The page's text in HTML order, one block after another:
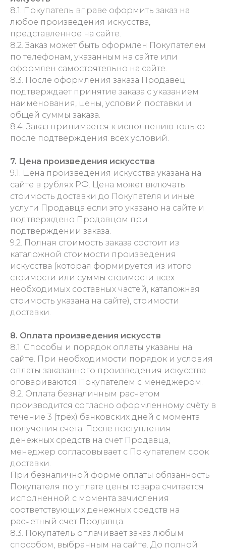
8.1. Покупатель вправе оформить заказ на
любое произведения искусства,
представленное на сайте.
8.2. Заказ может быть оформлен Покупателем
по телефонам, указанным на сайте или
оформлен самостоятельно на сайте.
8.3. После оформления заказа Продавец
подтверждает принятие заказа с указанием
наименования, цены, условий поставки и
общей суммы заказа.
8.4. Заказ принимается к исполнению только
после подтверждения всех условий.
7. Цена произведения искусства
9.1. Цена произведения искусства указана на
сайте в рублях РФ. Цена может включать
стоимость доставки до Покупателя и иные
услуги Продавца если это указано на сайте и
подтверждено Продавцом при
подтверждении заказа.
9.2. Полная стоимость заказа состоит из
каталожной стоимости произведения
искусства (которая формируется из итого
стоимости или суммы стоимости всех
необходимых составных частей, каталожная
стоимость указана на сайте), стоимости
доставки.
8. Оплата произведения искусств
8.1. Способы и порядок оплаты указаны на
сайте. При необходимости порядок и условия
оплаты заказанного произведения искусства
оговариваются Покупателем с менеджером.
8.2. Оплата безналичным расчетом
производится согласно оформленному счёту в
течение 3 (трёх) банковских дней с момента
получения счета. После поступления
денежных средств на счет Продавца,
менеджер согласовывает с Покупателем срок
доставки.
При безналичной форме оплаты обязанность
Покупателя по уплате цены товара считается
исполненной с момента зачисления
соответствующих денежных средств на
расчетный счет Продавца.
8.3. Покупатель оплачивает заказ любым
способом, выбранным на сайте. До полной